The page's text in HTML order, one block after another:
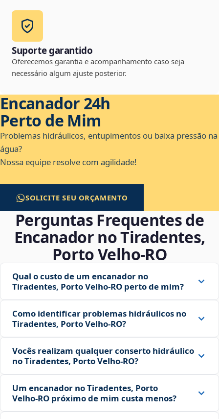
Suporte garantido
Oferecemos garantia e acompanhamento caso seja
necessário algum ajuste posterior.
Encanador 24h
Perto de Mim
Problemas hidráulicos, entupimentos ou baixa pressão na
água?
Nossa equipe resolve com agilidade!
SOLICITE SEU ORÇAMENTO
Perguntas Frequentes de
Encanador no Tiradentes,
Porto Velho‑RO
Qual o custo de um encanador no
Tiradentes, Porto Velho‑RO perto de mim?
Como identificar problemas hidráulicos no
Tiradentes, Porto Velho‑RO?
Vocês realizam qualquer conserto hidráulico
no Tiradentes, Porto Velho‑RO?
Um encanador no Tiradentes, Porto
Velho‑RO próximo de mim custa menos?